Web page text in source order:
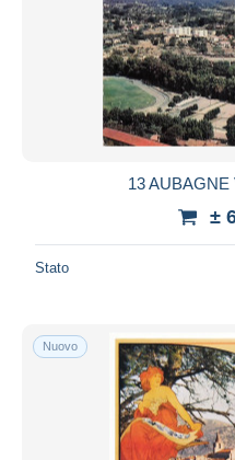
13
±
Stato
Nuovo